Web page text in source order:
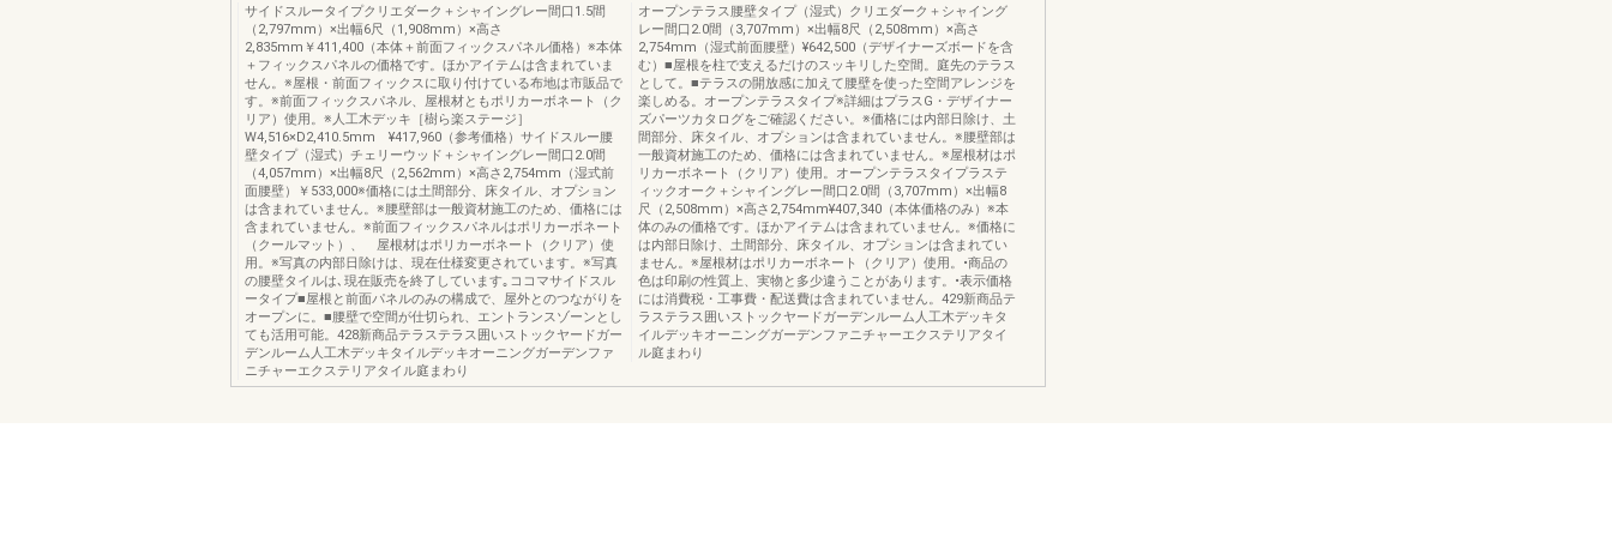
サイドスルータイプクリエダーク＋シャイングレー間口1.5間
（2,797mm）×出幅6尺（1,908mm）×高さ
2,835mm￥411,400（本体＋前面フィックスパネル価格）※本体
＋フィックスパネルの価格です。ほかアイテムは含まれていま
せん。※屋根・前面フィックスに取り付けている布地は市販品で
す。※前面フィックスパネル、屋根材ともポリカーボネート（ク
リア）使用。※人工木デッキ［樹ら楽ステージ］
W4,516×D2,410.5mm ¥417,960（参考価格）サイドスルー腰
壁タイプ（湿式）チェリーウッド＋シャイングレー間口2.0間
（4,057mm）×出幅8尺（2,562mm）×高さ2,754mm（湿式前
面腰壁）￥533,000※価格には土間部分、床タイル、オプション
は含まれていません。※腰壁部は一般資材施工のため、価格には
含まれていません。※前面フィックスパネルはポリカーボネート
（クールマット）、 屋根材はポリカーボネート（クリア）使
用。※写真の内部日除けは、現在仕様変更されています。※写真
の腰壁タイルは､現在販売を終了しています｡ココマサイドスル
ータイプ■屋根と前面パネルのみの構成で、屋外とのつながりを
オープンに。■腰壁で空間が仕切られ、エントランスゾーンとし
ても活用可能。428新商品テラステラス囲いストックヤードガー
デンルーム人工木デッキタイルデッキオーニングガーデンファ
ニチャーエクステリアタイル庭まわり
オープンテラス腰壁タイプ（湿式）クリエダーク＋シャイング
レー間口2.0間（3,707mm）×出幅8尺（2,508mm）×高さ
2,754mm（湿式前面腰壁）¥642,500（デザイナーズボードを含
む）■屋根を柱で支えるだけのスッキリした空間。庭先のテラス
として。■テラスの開放感に加えて腰壁を使った空間アレンジを
楽しめる。オープンテラスタイプ※詳細はプラスG・デザイナー
ズパーツカタログをご確認ください。※価格には内部日除け、土
間部分、床タイル、オプションは含まれていません。※腰壁部は
一般資材施工のため、価格には含まれていません。※屋根材はポ
リカーボネート（クリア）使用。オープンテラスタイプラステ
ィックオーク＋シャイングレー間口2.0間（3,707mm）×出幅8
尺（2,508mm）×高さ2,754mm¥407,340（本体価格のみ）※本
体のみの価格です。ほかアイテムは含まれていません。※価格に
は内部日除け、土間部分、床タイル、オプションは含まれてい
ません。※屋根材はポリカーボネート（クリア）使用。•商品の
色は印刷の性質上、実物と多少違うことがあります。•表示価格
には消費税・工事費・配送費は含まれていません。429新商品テ
ラステラス囲いストックヤードガーデンルーム人工木デッキタ
イルデッキオーニングガーデンファニチャーエクステリアタイ
ル庭まわり